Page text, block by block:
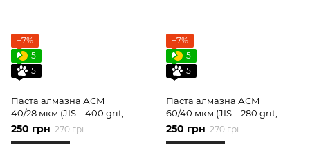
−7%
5
5
Паста алмазна АСМ
40/28 мкм (JIS – 400 grit,
Fepa F280) НОМГ, 40 гр
250 грн 270 грн
−7%
5
5
Паста алмазна АСМ
60/40 мкм (JIS – 280 grit,
Fepa F220) НОМГ, 40 гр
250 грн 270 грн